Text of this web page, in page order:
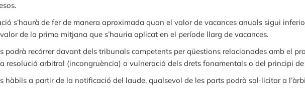
s’haurà de fer de manera aproximada quan el valor de vacances anuals sigui
de la prima mitjana que s’hauria aplicat en el període llarg de vacances.
podrà recórrer davant dels tribunals competents per qüestions relacionades amb el
resolució arbitral (incongruència) o vulneració dels drets fonamentals o del principi
hàbils a partir de la notificació del laude, qualsevol de les parts podrà sol·licitar a